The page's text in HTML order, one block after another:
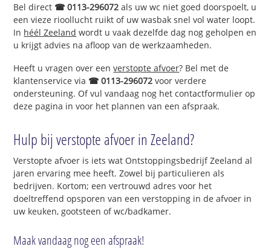
Bel direct ☎ 0113-296072 als uw wc niet goed doorspoelt, u
een vieze rioollucht ruikt of uw wasbak snel vol water loopt.
In héél Zeeland wordt u vaak dezelfde dag nog geholpen en
u krijgt advies na afloop van de werkzaamheden.
Heeft u vragen over eenverstopte afvoer? Bel met de
klantenservice via ☎ 0113-296072 voor verdere
ondersteuning. Of vul vandaag nog het contactformulier op
deze pagina in voor het plannen van een afspraak.
Hulp bij verstopte afvoer in Zeeland?
Verstopte afvoer is iets wat Ontstoppingsbedrijf Zeeland al
jaren ervaring mee heeft. Zowel bij particulieren als
bedrijven. Kortom; een vertrouwd adres voor het
doeltreffend opsporen van een verstopping in de afvoer in
uw keuken, gootsteen of wc/badkamer.
Maak vandaag nog een afspraak!